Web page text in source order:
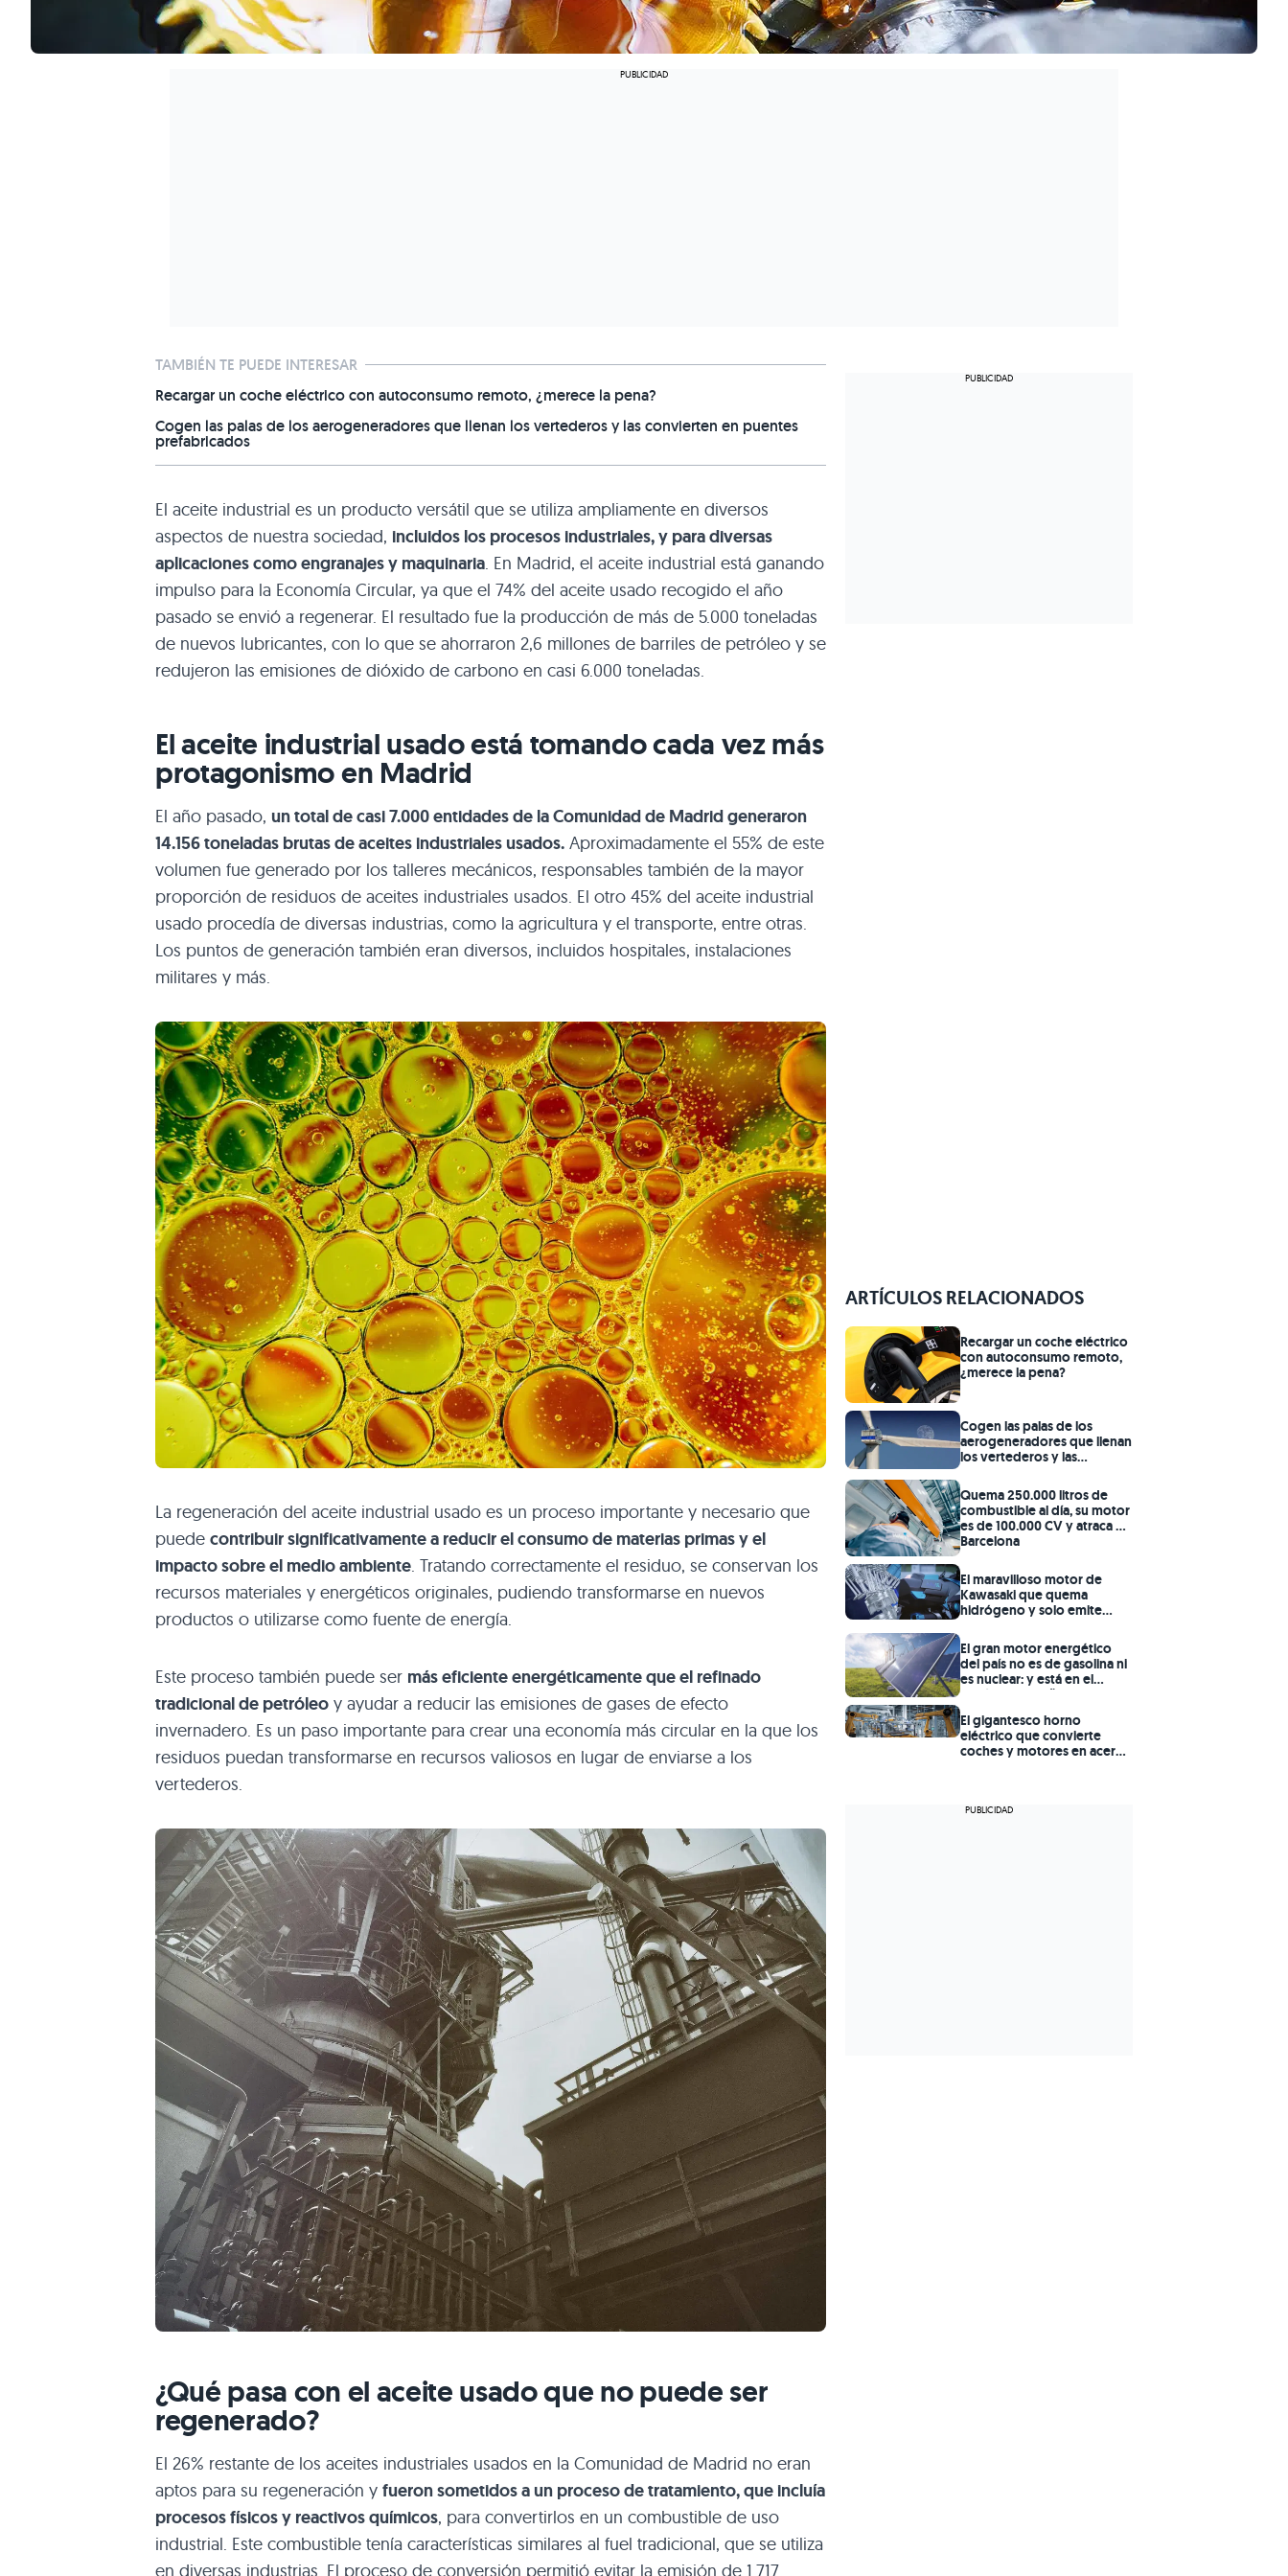
TAMBIÉN TE PUEDE INTERESAR
Recargar un coche eléctrico con autoconsumo remoto, ¿merece la pena?
Cogen las palas de los aerogeneradores que llenan los vertederos y las convierten en puentes
prefabricados
El aceite industrial es un producto versátil que se utiliza ampliamente en diversos
aspectos de nuestra sociedad, incluidos los procesos industriales, y para diversas
aplicaciones como engranajes y maquinaria. En Madrid, el aceite industrial está ganando
impulso para la Economía Circular, ya que el 74% del aceite usado recogido el año
pasado se envió a regenerar. El resultado fue la producción de más de 5.000 toneladas
de nuevos lubricantes, con lo que se ahorraron 2,6 millones de barriles de petróleo y se
redujeron las emisiones de dióxido de carbono en casi 6.000 toneladas.
El aceite industrial usado está tomando cada vez más
protagonismo en Madrid
El año pasado, un total de casi 7.000 entidades de la Comunidad de Madrid generaron
14.156 toneladas brutas de aceites industriales usados. Aproximadamente el 55% de este
volumen fue generado por los talleres mecánicos, responsables también de la mayor
proporción de residuos de aceites industriales usados. El otro 45% del aceite industrial
usado procedía de diversas industrias, como la agricultura y el transporte, entre otras.
Los puntos de generación también eran diversos, incluidos hospitales, instalaciones
militares y más.
La regeneración del aceite industrial usado es un proceso importante y necesario que
puede contribuir significativamente a reducir el consumo de materias primas y el
impacto sobre el medio ambiente. Tratando correctamente el residuo, se conservan los
recursos materiales y energéticos originales, pudiendo transformarse en nuevos
productos o utilizarse como fuente de energía.
Este proceso también puede ser más eficiente energéticamente que el refinado
tradicional de petróleo y ayudar a reducir las emisiones de gases de efecto
invernadero. Es un paso importante para crear una economía más circular en la que los
residuos puedan transformarse en recursos valiosos en lugar de enviarse a los
vertederos.
¿Qué pasa con el aceite usado que no puede ser
regenerado?
El 26% restante de los aceites industriales usados en la Comunidad de Madrid no eran
aptos para su regeneración y fueron sometidos a un proceso de tratamiento, que incluía
procesos físicos y reactivos químicos, para convertirlos en un combustible de uso
industrial. Este combustible tenía características similares al fuel tradicional, que se utiliza
en diversas industrias. El proceso de conversión permitió evitar la emisión de 1.717
ARTÍCULOS RELACIONADOS
Recargar un coche eléctrico
con autoconsumo remoto,
¿merece la pena?
Cogen las palas de los
aerogeneradores que llenan
los vertederos y las
prefabricados
Quema 250.000 litros de
combustible al día, su motor
es de 100.000 CV y atraca en
Barcelona
El maravilloso motor de
Kawasaki que quema
hidrógeno y solo emite
El gran motor energético
del país no es de gasolina ni
es nuclear: y está en el
rincón de España que
El gigantesco horno
eléctrico que convierte
coches y motores en acero